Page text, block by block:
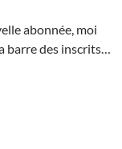
abonnée, moi
barre des inscrits…